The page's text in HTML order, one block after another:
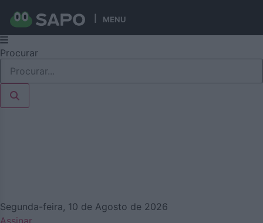
MENU
Pular
para
conteúdo
Procurar
Segunda-feira, 10 de Agosto de 2026
Assinar